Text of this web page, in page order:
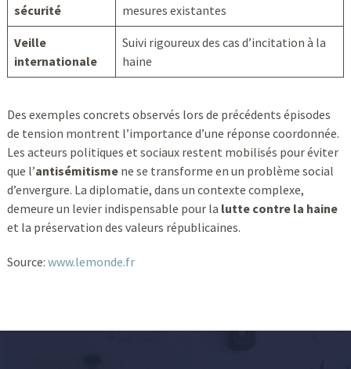
sécurité
mesures existantes
Veille
internationale
Suivi rigoureux des cas d’incitation à la
haine
Des exemples concrets observés lors de précédents épisodes
de tension montrent l’importance d’une réponse coordonnée.
Les acteurs politiques et sociaux restent mobilisés pour éviter
que l’antisémitismene se transforme en un problème social
d’envergure. La diplomatie, dans un contexte complexe,
demeure un levier indispensable pour la lutte contre la haine
et la préservation des valeurs républicaines.
Source: www.lemonde.fr